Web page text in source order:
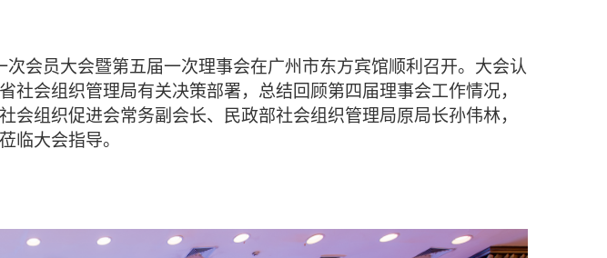
会员大会暨第五届一次理事会在广州市东方宾馆顺利召开。大会认
会组织管理局有关决策部署，总结回顾第四届理事会工作情况，
组织促进会常务副会长、民政部社会组织管理局原局长孙伟林，
临大会指导。